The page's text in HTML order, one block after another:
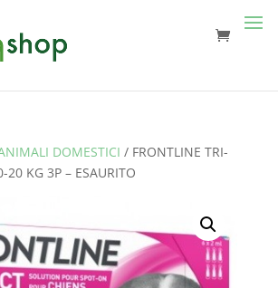
DOMESTICI / FRONTLINE TRI-
20 KG 3P – ESAURITO